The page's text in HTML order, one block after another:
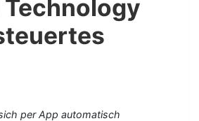
per App automatisch